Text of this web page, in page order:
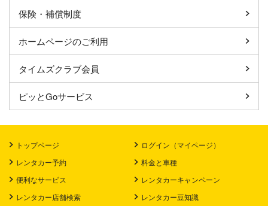
保険・補償制度
ホームページのご利用
タイムズクラブ会員
ピッとGoサービス
トップページ
ログイン（マイページ）
レンタカー予約
料金と車種
便利なサービス
レンタカーキャンペーン
レンタカー店舗検索
レンタカー豆知識